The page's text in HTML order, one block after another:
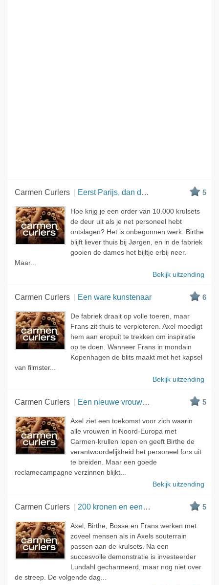
Carmen Curlers Eerst Parijs, dan de rest van de wereld 5
Hoe krijg je een order van 10.000 krulsets
de deur uit als je net personeel hebt
ontslagen? Het is onbegonnen werk. Birthe
blijft liever thuis bij Jørgen, en in de fabriek
gooien de dames het bijltje erbij neer.
Maar...
Bekijk uitzending
Carmen Curlers Een ware kunstenaar 6
De fabriek draait op volle toeren, maar
Frans zit thuis te verpieteren. Axel moedigt
hem aan eropuit te trekken om inspiratie
op te doen. Wanneer Frans in mondain
Kopenhagen de blits maakt met het kapsel
van filmster...
Bekijk uitzending
Carmen Curlers Een nieuwe vrouw in tien minuten 5
Axel ziet een toekomst voor zich waarin
alle vrouwen in Noord-Europa met
Carmen-krullen lopen en geeft Birthe de
verantwoordelijkheid het personeel fors uit
te breiden. Maar een goede
reclamecampagne verzinnen blijkt...
Bekijk uitzending
Carmen Curlers 200 kronen en een Carmen-krulset 5
Axel, Birthe, Bosse en Frans werken met
zoveel mensen als in Axels souterrain
passen aan de krulsets. Na een
succesvolle demonstratie is investeerder
Lundahl gecharmeerd, maar nog niet over
de streep. De volgende dag...